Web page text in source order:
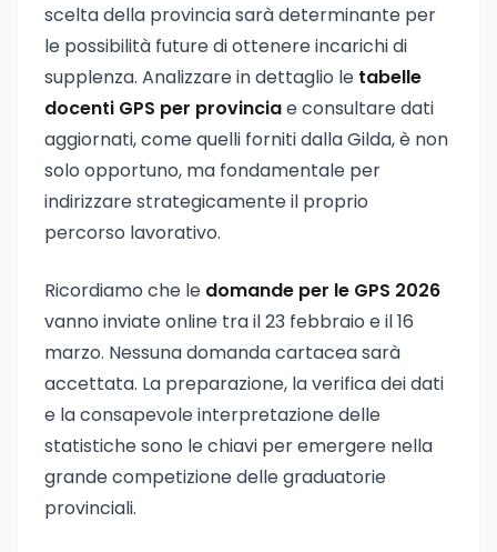
scelta della provincia sarà determinante per
le possibilità future di ottenere incarichi di
supplenza. Analizzare in dettaglio le tabelle
docenti GPS per provinciae consultare dati
aggiornati, come quelli forniti dalla Gilda, è non
solo opportuno, ma fondamentale per
indirizzare strategicamente il proprio
percorso lavorativo.
Ricordiamo che le domande per le GPS 2026
vanno inviate online tra il 23 febbraio e il 16
marzo. Nessuna domanda cartacea sarà
accettata. La preparazione, la verifica dei dati
e la consapevole interpretazione delle
statistiche sono le chiavi per emergere nella
grande competizione delle graduatorie
provinciali.